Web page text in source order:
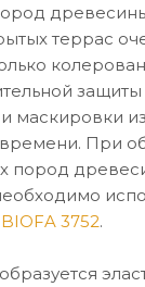
террас
защиты
маскировки
При
пород
BIOFA 3752.